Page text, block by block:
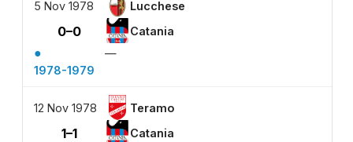
5 Nov 1978 Lucchese
0–0 Catania
●
—
1978-1979
12 Nov 1978 Teramo
1–1 Catania